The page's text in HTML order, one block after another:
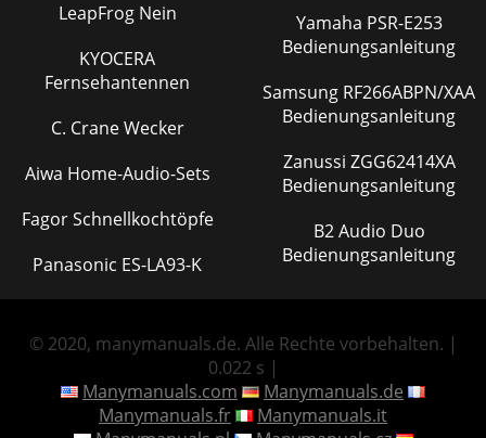
LeapFrog Nein
KYOCERA
Fernsehantennen
C. Crane Wecker
Aiwa Home-Audio-Sets
Fagor Schnellkochtöpfe
Panasonic ES-LA93-K
Yamaha PSR-E253
Bedienungsanleitung
Samsung RF266ABPN/XAA
Bedienungsanleitung
Zanussi ZGG62414XA
Bedienungsanleitung
B2 Audio Duo
Bedienungsanleitung
© 2020, manymanuals.de. Alle Rechte vorbehalten. |
0.022 s |
Manymanuals.com
Manymanuals.de
Manymanuals.fr
Manymanuals.it